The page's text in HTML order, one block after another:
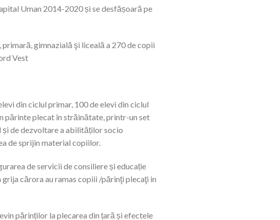
Uman 2014-2020 și se desfășoară pe
gimnazială şi liceală a 270 de copii
Vest
din ciclul primar, 100 de elevi din ciclul
părinte plecat în străinătate, printr-un set
și de dezvoltare a abilităților socio
de sprijin material copiilor.
de servicii de consiliere și educație
cărora au ramas copiii /părinţi plecaţi in
părinților la plecarea din țară și efectele